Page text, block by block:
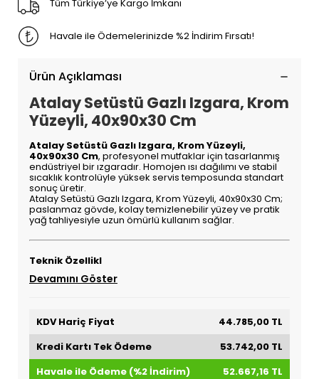
Tüm Türkiye’ye Kargo İmkanı
Havale ile Ödemelerinizde %2 İndirim Fırsatı!
Ürün Açıklaması
Atalay Setüstü Gazlı Izgara, Krom
Yüzeyli, 40x90x30 Cm
Atalay Setüstü Gazlı Izgara, Krom Yüzeyli,
40x90x30 Cm, profesyonel mutfaklar için tasarlanmış
endüstriyel bir ızgaradır. Homojen ısı dağılımı ve stabil
sıcaklık kontrolüyle yüksek servis temposunda standart
sonuç üretir.
Atalay Setüstü Gazlı Izgara, Krom Yüzeyli, 40x90x30 Cm;
paslanmaz gövde, kolay temizlenebilir yüzey ve pratik
yağ tahliyesiyle uzun ömürlü kullanım sağlar.
Teknik Özellikl
Devamını Göster
KDV Hariç Fiyat
44.785,00 TL
Kredi Kartı Tek Ödeme
53.742,00 TL
Havale ile Ödeme (%2 İndirim)
52.667,16 TL